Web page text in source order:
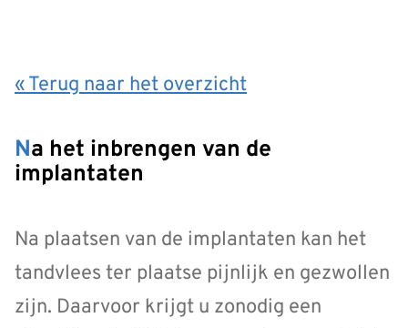
« Terug naar het overzicht
Na het inbrengen van de
implantaten
Na plaatsen van de implantaten kan het
tandvlees ter plaatse pijnlijk en gezwollen
zijn. Daarvoor krijgt u zonodig een